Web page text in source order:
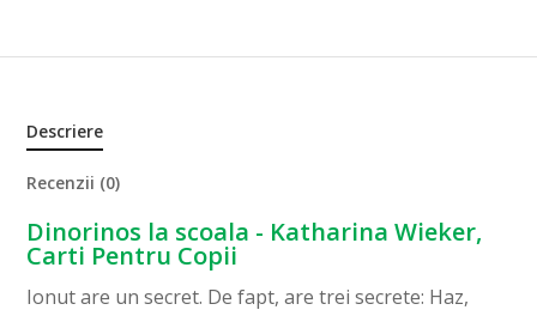
Descriere
Recenzii (0)
Dinorinos la scoala - Katharina Wieker,
Carti Pentru Copii
Ionut are un secret. De fapt, are trei secrete: Haz,